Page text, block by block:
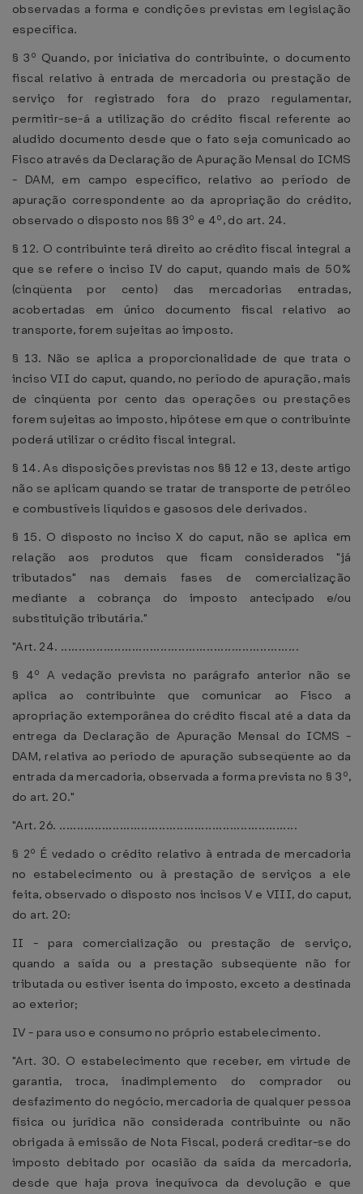
observadas a forma e condições previstas em legislação
específica.
§ 3º Quando, por iniciativa do contribuinte, o documento
fiscal relativo à entrada de mercadoria ou prestação de
serviço for registrado fora do prazo regulamentar,
permitir-se-á a utilização do crédito fiscal referente ao
aludido documento desde que o fato seja comunicado ao
Fisco através da Declaração de Apuração Mensal do ICMS
- DAM, em campo específico, relativo ao período de
apuração correspondente ao da apropriação do crédito,
observado o disposto nos §§ 3º e 4º, do art. 24.
§ 12. O contribuinte terá direito ao crédito fiscal integral a
que se refere o inciso IV do caput, quando mais de 50%
(cinqüenta por cento) das mercadorias entradas,
acobertadas em único documento fiscal relativo ao
transporte, forem sujeitas ao imposto.
§ 13. Não se aplica a proporcionalidade de que trata o
inciso VII do caput, quando, no período de apuração, mais
de cinqüenta por cento das operações ou prestações
forem sujeitas ao imposto, hipótese em que o contribuinte
poderá utilizar o crédito fiscal integral.
§ 14. As disposições previstas nos §§ 12 e 13, deste artigo
não se aplicam quando se tratar de transporte de petróleo
e combustíveis líquidos e gasosos dele derivados.
§ 15. O disposto no inciso X do caput, não se aplica em
relação aos produtos que ficam considerados "já
tributados" nas demais fases de comercialização
mediante a cobrança do imposto antecipado e/ou
substituição tributária."
"Art. 24. ...................................................................
§ 4º A vedação prevista no parágrafo anterior não se
aplica ao contribuinte que comunicar ao Fisco a
apropriação extemporânea do crédito fiscal até a data da
entrega da Declaração de Apuração Mensal do ICMS -
DAM, relativa ao período de apuração subseqüente ao da
entrada da mercadoria, observada a forma prevista no § 3º,
do art. 20."
"Art. 26. ...................................................................
§ 2º É vedado o crédito relativo à entrada de mercadoria
no estabelecimento ou à prestação de serviços a ele
feita, observado o disposto nos incisos V e VIII, do caput,
do art. 20:
II - para comercialização ou prestação de serviço,
quando a saída ou a prestação subseqüente não for
tributada ou estiver isenta do imposto, exceto a destinada
ao exterior;
IV - para uso e consumo no próprio estabelecimento.
"Art. 30. O estabelecimento que receber, em virtude de
garantia, troca, inadimplemento do comprador ou
desfazimento do negócio, mercadoria de qualquer pessoa
física ou jurídica não considerada contribuinte ou não
obrigada à emissão de Nota Fiscal, poderá creditar-se do
imposto debitado por ocasião da saída da mercadoria,
desde que haja prova inequívoca da devolução e que